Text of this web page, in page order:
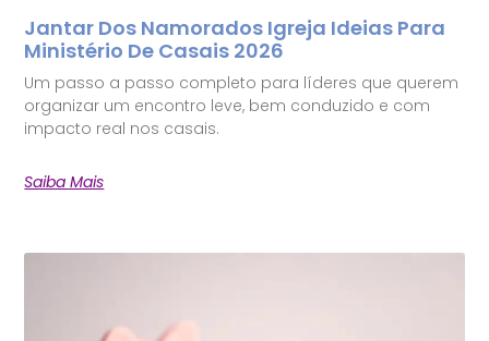
Jantar Dos Namorados Igreja Ideias Para
Ministério De Casais 2026
Um passo a passo completo para líderes que querem
organizar um encontro leve, bem conduzido e com
impacto real nos casais.
Saiba Mais